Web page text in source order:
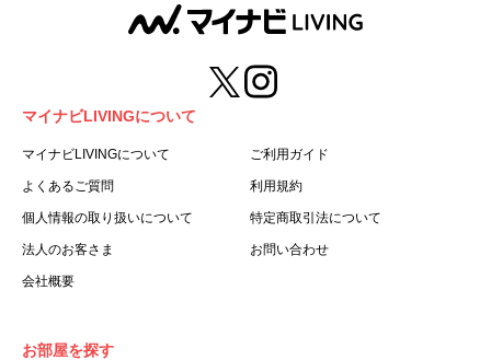
第３条（用語の定義）
１.「本サ―ビス」とは、第１章第１条で規定する当社が運
営するマイナビLIVINGを意味します。
２.「利用者」とは、第１章第２条に規定する本サービスを
利用する個人を意味します。
３.「本サイト」とは、当社が運営する本サービスに関する
ます。
５.「会員」とは、第２章第１条に基づき会員登録が完了し
た個人を意味します。
録した情報、本サービス利用中に当社が登録を求めた情報
マイナビLIVINGについて
マイナビLIVINGについて ご利用ガイド
よくあるご質問 利用規約
個人情報の取り扱いについて 特定商取引法について
法人のお客さま お問い合わせ
会社概要
お部屋を探す